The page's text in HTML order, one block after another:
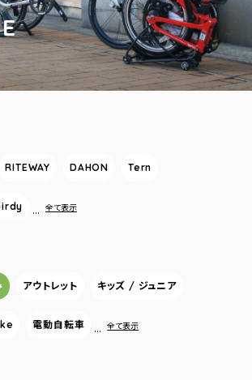
RITEWAY DAHON Tern
… 全て表示
アウトレット キッズ / ジュニア
電動自転車 … 全て表示